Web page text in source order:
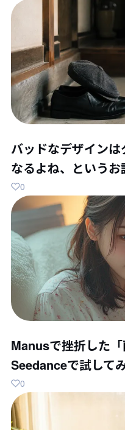
バッドなデザイン
なるよね、というお
0
Manusで挫折した
Seedanceで試して
0